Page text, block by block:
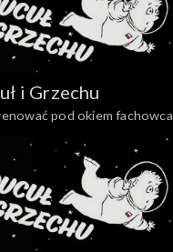
i Grzechu
pod okiem fachowca